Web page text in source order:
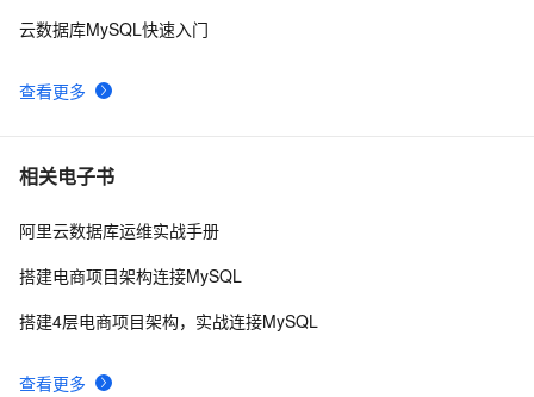
查看更多
云数据库MySQL快速入门
相关电子书
查看更多
阿里云数据库运维实战手册
搭建电商项目架构连接MySQL
搭建4层电商项目架构，实战连接MySQL